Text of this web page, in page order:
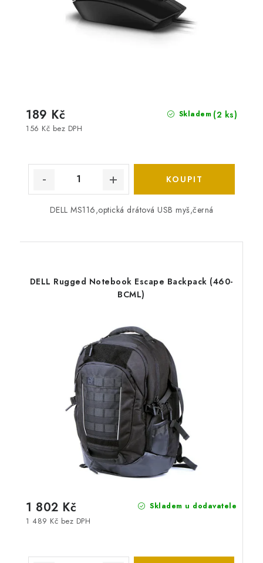
Skladem (2 ks)
156 Kč bez DPH
189 Kč
DELL MS116,optická drátová USB myš,černá
DELL Rugged Notebook Escape Backpack (460-
BCML)
Skladem u dodavatele
1 489 Kč bez DPH
1 802 Kč